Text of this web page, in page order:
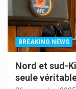
BREAKING NEWS
Nord et sud-
seule